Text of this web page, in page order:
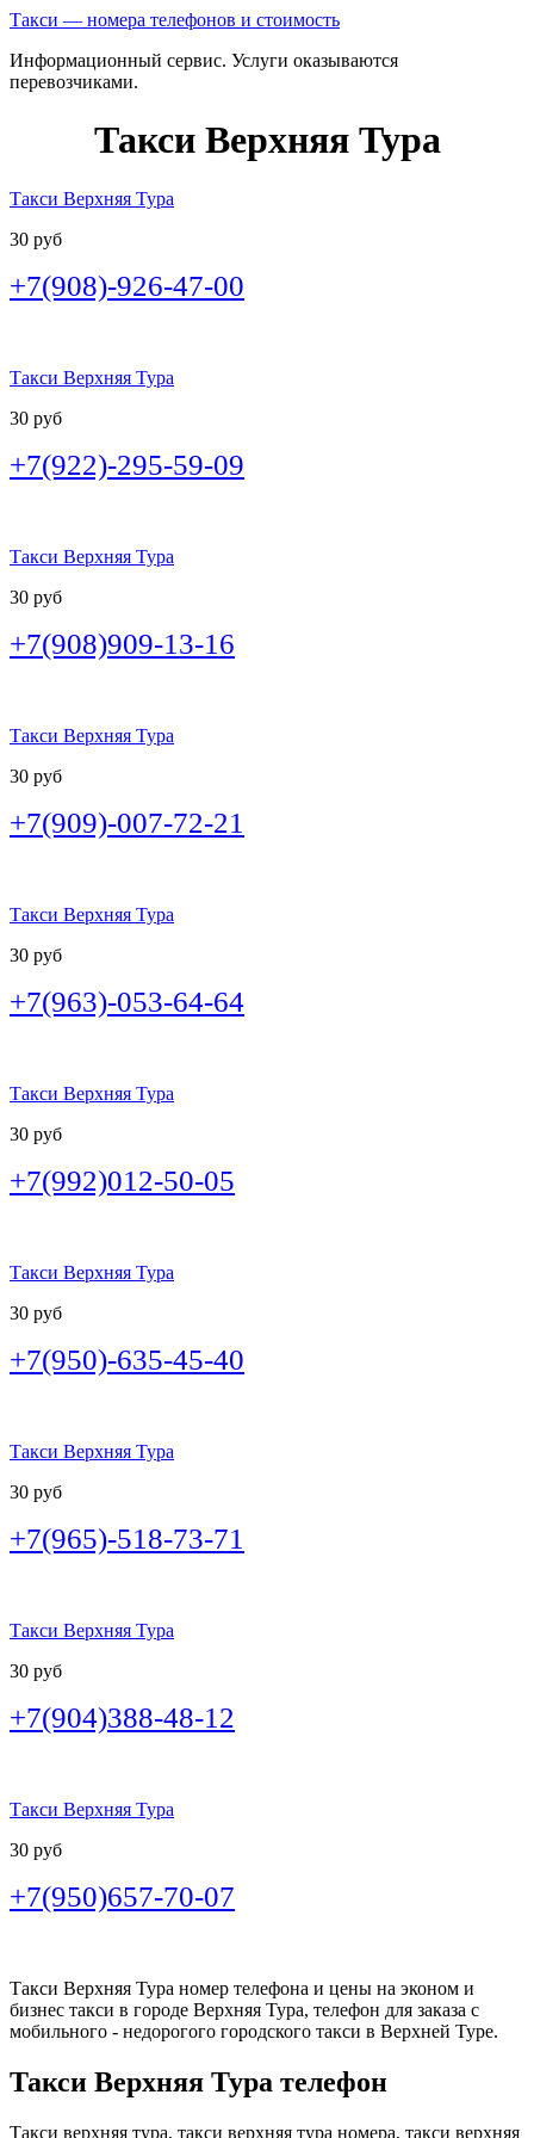
Такси — номера телефонов и стоимость
Информационный сервис. Услуги оказываются
перевозчиками.
Такси Верхняя Тура
Такси Верхняя Тура
30 руб
+7(908)-926-47-00
Такси Верхняя Тура
30 руб
+7(922)-295-59-09
Такси Верхняя Тура
30 руб
+7(908)909-13-16
Такси Верхняя Тура
30 руб
+7(909)-007-72-21
Такси Верхняя Тура
30 руб
+7(963)-053-64-64
Такси Верхняя Тура
30 руб
+7(992)012-50-05
Такси Верхняя Тура
30 руб
+7(950)-635-45-40
Такси Верхняя Тура
30 руб
+7(965)-518-73-71
Такси Верхняя Тура
30 руб
+7(904)388-48-12
Такси Верхняя Тура
30 руб
+7(950)657-70-07
Такси Верхняя Тура номер телефона и цены на эконом и
бизнес такси в городе Верхняя Тура, телефон для заказа с
мобильного - недорогого городского такси в Верхней Туре.
Такси Верхняя Тура телефон
Такси верхняя тура, такси верхняя тура номера, такси верхняя